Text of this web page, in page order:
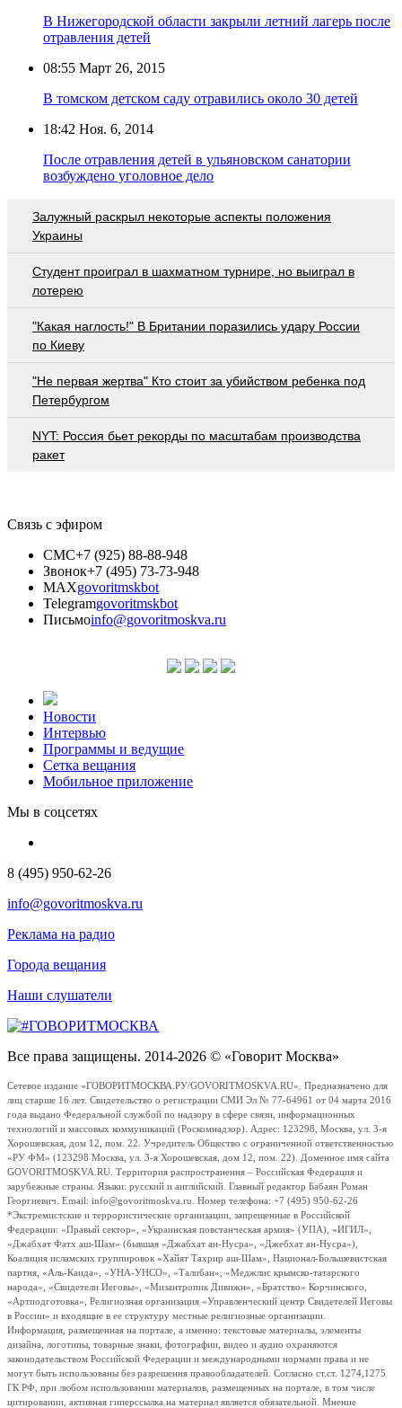
В Нижегородской области закрыли летний лагерь после
отравления детей
08:55 Март 26, 2015
В томском детском саду отравились около 30 детей
18:42 Ноя. 6, 2014
После отравления детей в ульяновском санатории
возбуждено уголовное дело
Залужный раскрыл некоторые аспекты положения
Украины
Студент проиграл в шахматном турнире, но выиграл в
лотерею
"Какая наглость!" В Британии поразились удару России
по Киеву
"Не первая жертва" Кто стоит за убийством ребенка под
Петербургом
NYT: Россия бьет рекорды по масштабам производства
ракет
Связь с эфиром
СМС+7 (925) 88-88-948
Звонок+7 (495) 73-73-948
MAXgovoritmskbot
Telegramgovoritmskbot
Письмоinfo@govoritmoskva.ru
Новости
Интервью
Программы и ведущие
Сетка вещания
Мобильное приложение
Мы в соцсетях
8 (495) 950-62-26
info@govoritmoskva.ru
Реклама на радио
Города вещания
Наши слушатели
Все права защищены. 2014-2026 © «Говорит Москва»
Сетевое издание «ГОВОРИТМОСКВА.РУ/GOVORITMOSKVA.RU». Предназначено для
лиц старше 16 лет. Свидетельство о регистрации СМИ Эл № 77-64961 от 04 марта 2016
года выдано Федеральной службой по надзору в сфере связи, информационных
технологий и массовых коммуникаций (Роскомнадзор). Адрес: 123298, Москва, ул. 3-я
Хорошевская, дом 12, пом. 22. Учредитель Общество с ограниченной ответственностью
«РУ ФМ» (123298 Москва, ул. 3-я Хорошевская, дом 12, пом. 22). Доменное имя сайта
GOVORITMOSKVA.RU. Территория распространения – Российская Федерация и
зарубежные страны. Языки: русский и английский. Главный редактор Бабаян Роман
Георгиевич. Email: info@govoritmoskva.ru. Номер телефона: +7 (495) 950-62-26
*Экстремистские и террористические организации, запрещенные в Российской
Федерации: «Правый сектор», «Украинская повстанческая армия» (УПА), «ИГИЛ»,
«Джабхат Фатх аш-Шам» (бывшая «Джабхат ан-Нусра», «Джебхат ан-Нусра»),
Коалиция исламских группировок «Хайят Тахрир аш-Шам», Национал-Большевистская
партия, «Аль-Каида», «УНА-УНСО», «Талибан», «Меджлис крымско-татарского
народа», «Свидетели Иеговы», «Мизантропик Дивижн», «Братство» Корчинского,
«Артподготовка», Религиозная организация «Управленческий центр Свидетелей Иеговы
в России» и входящие в ее структуру местные религиозные организации.
Информация, размещенная на портале, а именно: текстовые материалы, элементы
дизайна, логотипы, товарные знаки, фотографии, видео и аудио охраняются
законодательством Российской Федерации и международными нормами права и не
могут быть использованы без разрешения правообладателей. Согласно ст.ст. 1274,1275
ГК РФ, при любом использовании материалов, размещенных на портале, в том числе
цитировании, активная гиперссылка на материал является обязательной. Мнение